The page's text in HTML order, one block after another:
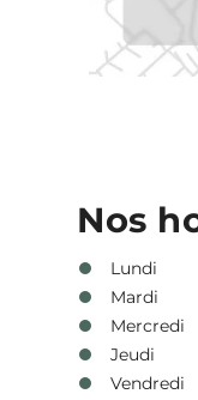
Nos
Lundi
Mardi
Mercredi
Jeudi
Vendredi